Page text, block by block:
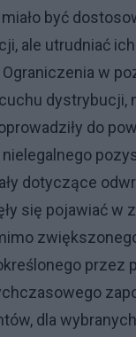
być
ale utrudniać
w
dystrybucji,
do
dotyczące
się pojawiać w
przez
dla